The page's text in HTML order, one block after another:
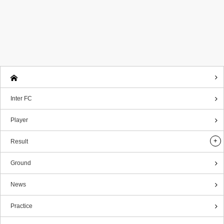
Inter FC
Player
Result
Ground
News
Practice